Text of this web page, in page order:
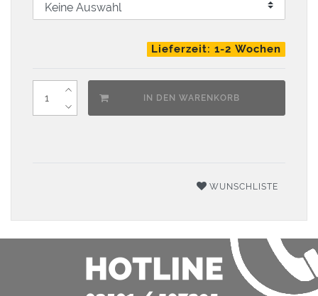
Lieferzeit: 1-2 Wochen
IN DEN WARENKORB
WUNSCHLISTE